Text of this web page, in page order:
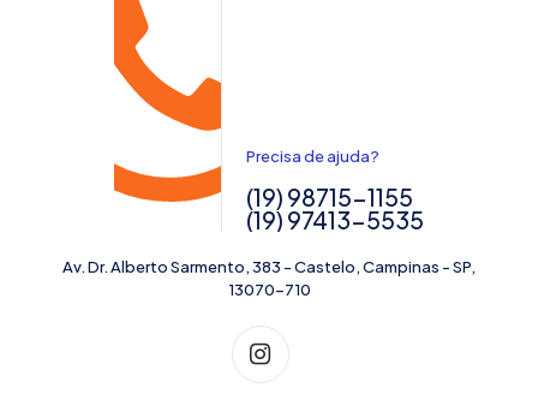
Precisa de ajuda?
(19) 98715-1155
(19) 97413-5535
Av. Dr. Alberto Sarmento, 383 - Castelo, Campinas - SP,
13070-710